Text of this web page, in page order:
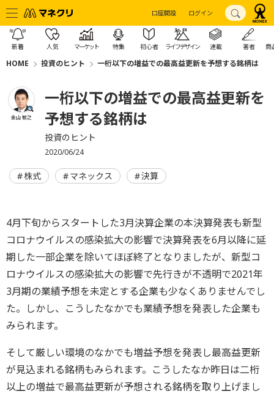
口座開設 ログイン
新着 人気 マーケット 特集 初心者 ライフデザイン 連載 著者 商
HOME 投資のヒント 一桁以下の増益での最高益更新を予想する銘柄は
金山 敏之
一桁以下の増益での最高益更新を
予想する銘柄は
投資のヒント
2020/06/24
株式 マネックス 決算
4月下旬からスタートした3月決算企業の本決算発表も新型
コロナウイルスの感染拡大の影響で決算発表を6月以降に延
期した一部企業を除いてほぼ終了となりましたが、新型コ
ロナウイルスの感染拡大の影響で先行きが不透明で2021年
3月期の業績予想を未定とする企業も少なくありませんでし
た。しかし、こうしたなかでも業績予想を発表した企業も
みられます。
そして厳しい環境のなかでも増益予想を発表し最高益更新
が見込まれる銘柄もみられます。こうしたなか昨日は二桁
以上の増益で最高益更新が予想される銘柄を取り上げまし